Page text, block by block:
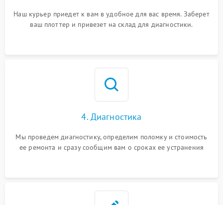
Наш курьер приедет к вам в удобное для вас время. Заберет
ваш плоттер и привезет на склад для диагностики.
4. Диагностика
Мы проведем диагностику, определим поломку и стоимость
ее ремонта и сразу сообщим вам о сроках ее устранения